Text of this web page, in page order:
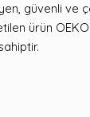
güvenli ve
ürün